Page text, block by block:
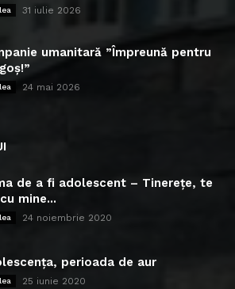
31 iulie 2026
umanitară ”Împreună pentru
24 mai 2026
de a fi adolescent – Tinerețe, te
mine...
24 noiembrie 2020
perioada de aur
25 iunie 2020